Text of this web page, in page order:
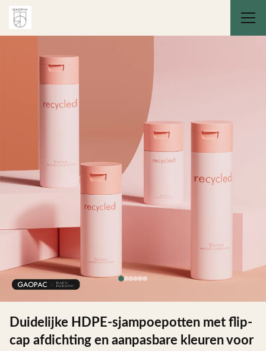
Duidelijke HDPE-sjampoepotten met flip-
cap afdichting en aanpasbare kleuren voor